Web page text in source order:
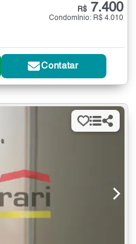
R$ 7.400
Condomínio: R$ 4.010
Contatar